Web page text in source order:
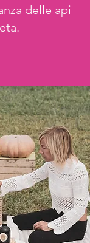
delle api